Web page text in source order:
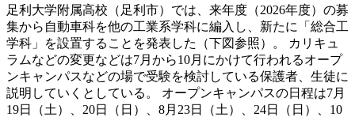
足利大学附属高校（足利市）では、来年度（2026年度）の募
集から自動車科を他の工業系学科に編入し、新たに「総合工
学科」を設置することを発表した（下図参照）。 カリキュ
ラムなどの変更などは7月から10月にかけて行われるオープ
ンキャンパスなどの場で受験を検討している保護者、生徒に
説明していくとしている。 オープンキャンパスの日程は7月
19日（土）、20日（日）、8月23日（土）、24日（日）、10